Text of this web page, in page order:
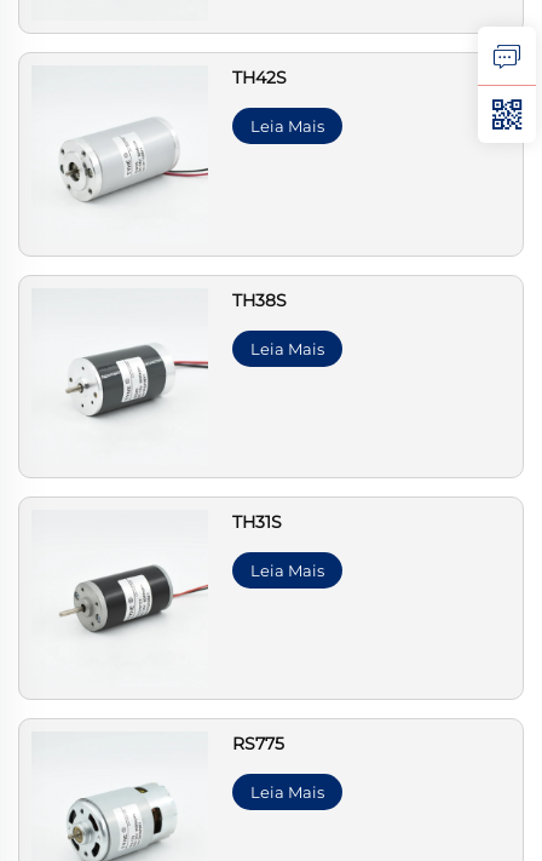
TH42S
Leia Mais
TH38S
Leia Mais
TH31S
Leia Mais
RS775
Leia Mais